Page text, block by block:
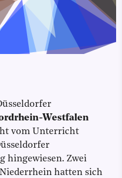
Westfalen
vom Unterricht
hingewiesen. Zwei
hatten sich